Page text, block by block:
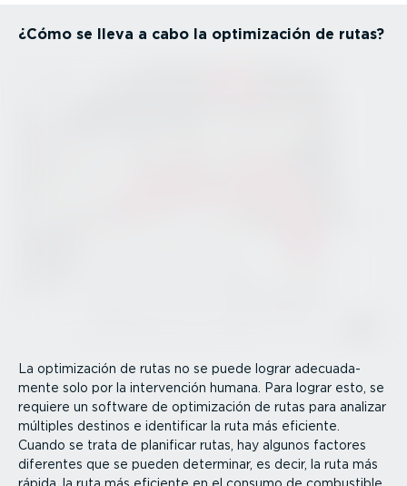
¿Cómo se lleva a cabo la optimi­zación de rutas?
La optimi­zación de rutas no se puede lograr adecua­da­
mente solo por la inter­vención humana. Para lograr esto, se
requiere un software de optimi­zación de rutas para analizar
múltiples destinos e identificar la ruta más eficiente.
Cuando se trata de planificar rutas, hay algunos factores
diferentes que se pueden determinar, es decir, la ruta más
rápida, la ruta más eficiente en el consumo de combustible